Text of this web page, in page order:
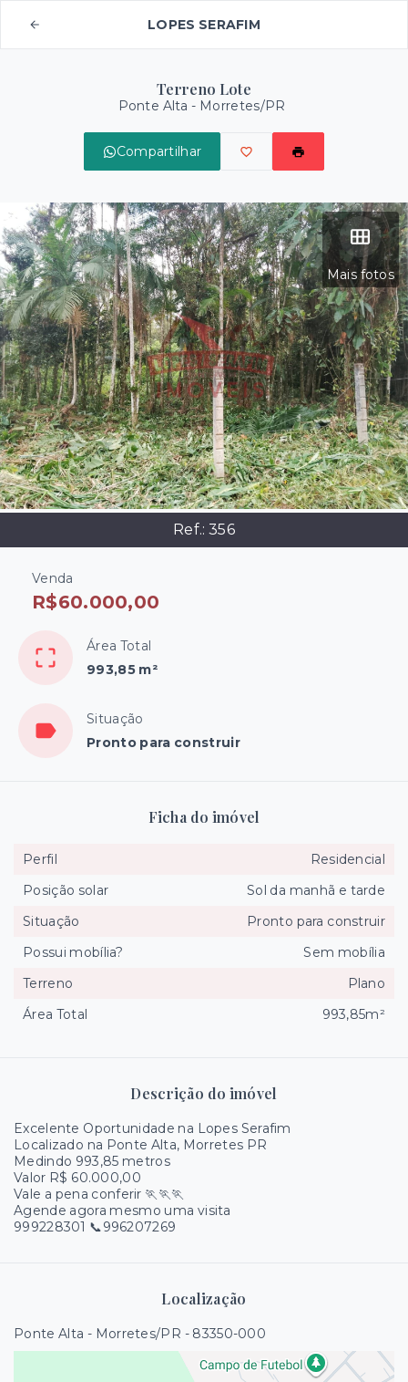
LOPES SERAFIM
Terreno Lote
Ponte Alta - Morretes/PR
Compartilhar
Mais fotos
Ref.:356
Venda
R$60.000,00
Área Total
993,85 m²
Situação
Pronto para construir
Descrição do imóvel
Excelente Oportunidade na Lopes Serafim
Localizado na Ponte Alta, Morretes PR
Medindo 993,85 metros
Valor R$ 60.000,00
Vale a pena conferir 🏃🏃🏃
Agende agora mesmo uma visita
999228301 📞996207269
Localização
Ponte Alta - Morretes/PR - 83350-000
Ficha do imóvel
Perfil
Residencial
Posição solar
Sol da manhã e tarde
Situação
Pronto para construir
Possui mobília?
Sem mobília
Terreno
Plano
Área Total
993,85m²